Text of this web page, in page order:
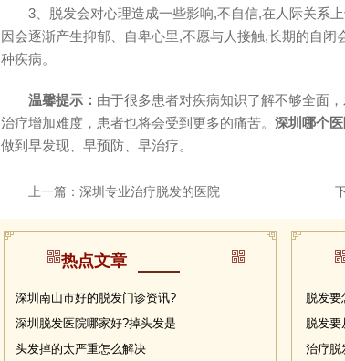
3、脱发会对心理造成一些影响,不自信,在人际关系上
因会逐渐产生抑郁、自卑心里,不愿与人接触,长期的自闭
种疾病。
温馨提示： 由于很多患者对疾病知识了解不够全面
治疗增加难度，患者也将会受到更多的痛苦。 深圳哪个
做到早发现、早预防、早治疗。
上一篇： 深圳专业治疗脱发的医院
热点文章
深圳南山市好的脱发门诊资讯?
深圳脱发医院哪家好?掉头发是
头发掉的太严重怎么解决
脱发要
脱发要
治疗脱